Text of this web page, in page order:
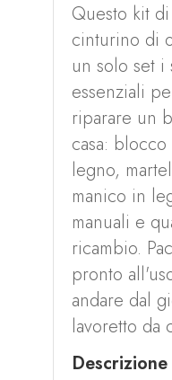
Questo kit
cinturino di
un solo set i
essenziali
riparare un
casa:
legno,
manico in
manuali e
ricambio.
pronto
andare dal
lavoretto da